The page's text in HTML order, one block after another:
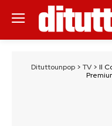
Dituttounpop > TV > Il